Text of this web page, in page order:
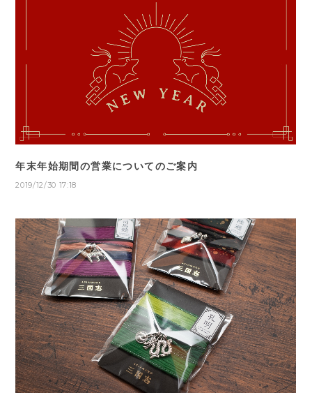
年末年始期間の営業についてのご案内
2019/12/30 17:18